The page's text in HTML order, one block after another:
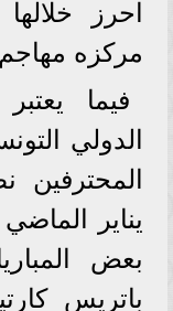
مركزه
فيما
الدولي
المحترفين
يناير
بعض
باتريس